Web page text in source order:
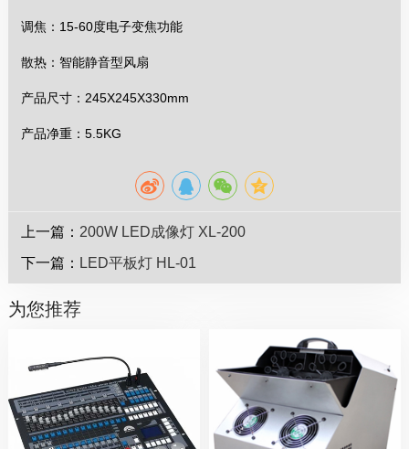
调焦：15-60度电子变焦功能
散热：智能静音型风扇
产品尺寸：245X245X330mm
产品净重：5.5KG
上一篇： 200W LED成像灯 XL-200
下一篇： LED平板灯 HL-01
为您推荐